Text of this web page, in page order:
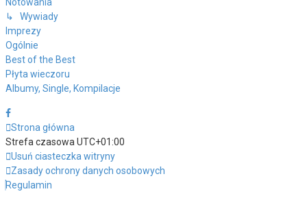
↳ Wywiady
Imprezy
Ogólnie
Best of the Best
Płyta wieczoru
Albumy, Single, Kompilacje
Strona główna
Strefa czasowa UTC+01:00
Usuń ciasteczka witryny
Zasady ochrony danych osobowych
Regulamin